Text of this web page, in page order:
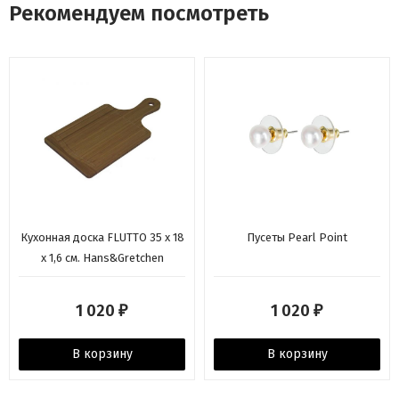
Рекомендуем посмотреть
Кухонная доска FLUTTO 35 x 18
х 1,6 см. Hans&Gretchen
1 020 ₽
В корзину
Пусеты Pearl Point
1 020 ₽
В корзину